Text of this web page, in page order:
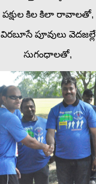
పక్షుల కిల కిలా రావాలతో,
విరబూసే పూవులు వెదజల్లే
సుగంధాలతో,